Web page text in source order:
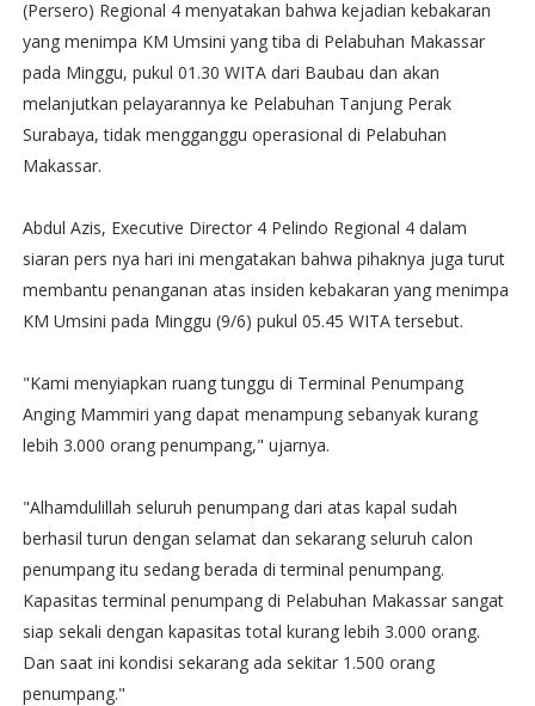
(Persero) Regional 4 menyatakan bahwa kejadian kebakaran
yang menimpa KM Umsini yang tiba di Pelabuhan Makassar
pada Minggu, pukul 01.30 WITA dari Baubau dan akan
melanjutkan pelayarannya ke Pelabuhan Tanjung Perak
Surabaya, tidak mengganggu operasional di Pelabuhan
Makassar.
Abdul Azis, Executive Director 4 Pelindo Regional 4 dalam
siaran pers nya hari ini mengatakan bahwa pihaknya juga turut
membantu penanganan atas insiden kebakaran yang menimpa
KM Umsini pada Minggu (9/6) pukul 05.45 WITA tersebut.
"Kami menyiapkan ruang tunggu di Terminal Penumpang
Anging Mammiri yang dapat menampung sebanyak kurang
lebih 3.000 orang penumpang," ujarnya.
"Alhamdulillah seluruh penumpang dari atas kapal sudah
berhasil turun dengan selamat dan sekarang seluruh calon
penumpang itu sedang berada di terminal penumpang.
Kapasitas terminal penumpang di Pelabuhan Makassar sangat
siap sekali dengan kapasitas total kurang lebih 3.000 orang.
Dan saat ini kondisi sekarang ada sekitar 1.500 orang
penumpang."